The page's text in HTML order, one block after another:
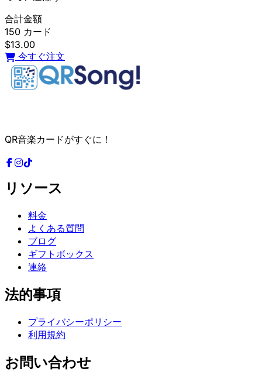
合計金額
150 カード
$13.00
今すぐ注文
QR音楽カードがすぐに！
リソース
料金
よくある質問
ブログ
ギフトボックス
連絡
法的事項
プライバシーポリシー
利用規約
お問い合わせ